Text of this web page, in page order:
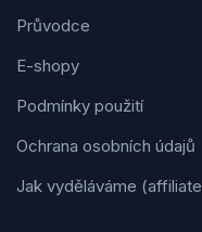
Průvodce
E-shopy
Podmínky použití
Ochrana osobních údajů
Jak vyděláváme